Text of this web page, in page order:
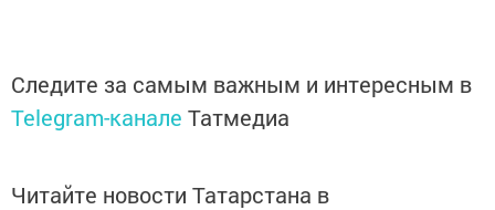
Следите за самым важным и интересным в
Telegram-канале Татмедиа
Читайте новости Татарстана в